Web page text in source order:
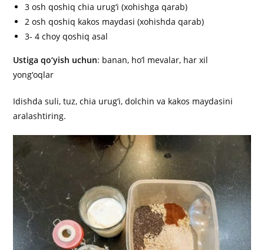
3 osh qoshiq chia urug‘i (xohishga qarab)
2 osh qoshiq kakos maydasi (xohishda qarab)
3- 4 choy qoshiq asal
Ustiga qo‘yish uchun: banan, ho‘l mevalar, har xil
yong‘oqlar
Idishda suli, tuz, chia urug‘i, dolchin va kakos maydasini
aralashtiring.